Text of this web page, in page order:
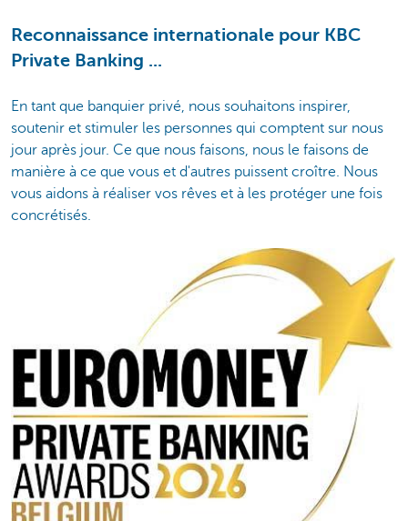
Reconnaissance internationale pour KBC
Private Banking ...
En tant que banquier privé, nous souhaitons inspirer,
soutenir et stimuler les personnes qui comptent sur nous
jour après jour. Ce que nous faisons, nous le faisons de
manière à ce que vous et d'autres puissent croître. Nous
vous aidons à réaliser vos rêves et à les protéger une fois
concrétisés.